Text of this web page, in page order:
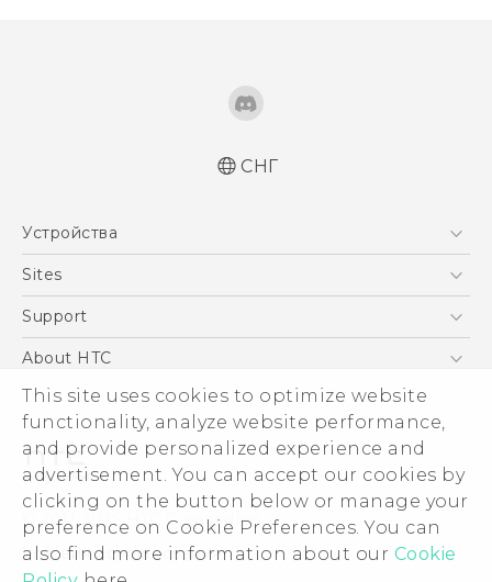
This site uses cookies to optimize website
functionality, analyze website performance,
and provide personalized experience and
advertisement. You can accept our cookies by
clicking on the button below or manage your
preference on Cookie Preferences. You can
also find more information about our Cookie
Русский - Руководство пользователя
соответствию стандартам
Қазақ - жұмысты бастау нұсқаулығы
ақпараты
English - Quick start guide
English - User manual
English - Safety and regulatory guide
СНГ
Устройства
5G
EXODUS
VIVE
Sites
HTC Dev
Support
ПОДДЕРЖКА
About HTC
ESG
Инвестирование
Политика конфиденциальности
Безопасность продуктов
Вакансии
Security and Privacy Whitepaper
© 2011-2026 HTC Corporation
Условия использования.